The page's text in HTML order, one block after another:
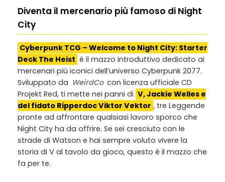
Diventa il mercenario più famoso di Night
City
Cyberpunk TCG – Welcome to Night City: Starter
Deck The Heist è il mazzo introduttivo dedicato ai
mercenari più iconici dell’universo Cyberpunk 2077.
Sviluppato da WeirdCo con licenza ufficiale CD
Projekt Red, ti mette nei panni di V, Jackie Welles e
del fidato Ripperdoc Viktor Vektor , tre Leggende
pronte ad affrontare qualsiasi lavoro sporco che
Night City ha da offrire. Se sei cresciuto con le
strade di Watson e hai sempre voluto vivere la
storia di V al tavolo da gioco, questo è il mazzo che
fa per te.